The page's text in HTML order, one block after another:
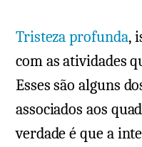
Tristeza profunda,
com as atividades
Esses são alguns
associados aos
verdade é que a